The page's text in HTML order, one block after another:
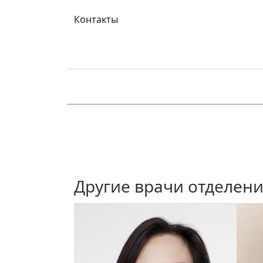
Контакты
Другие врачи